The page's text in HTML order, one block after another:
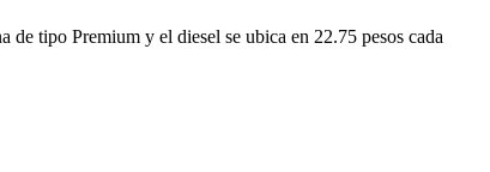
de tipo Premium y el diesel se ubica en 22.75 pesos cada